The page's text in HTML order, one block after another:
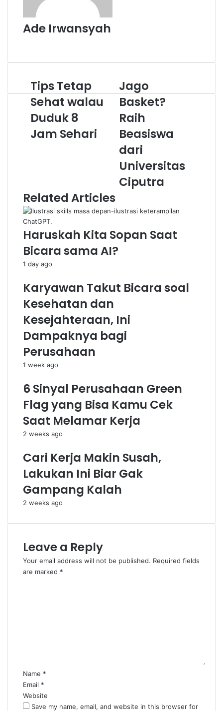
Ade Irwansyah
Tips
Tetap
Sehat
walau
Duduk
8
Tips Tetap
Sehat walau
Duduk 8
Jam Sehari
Jago
Basket?
Raih
Beasiswa
dari
Universitas
Ciputra
Jago
Basket?
Raih
Beasiswa
dari
Universitas
Ciputra
Related Articles
Haruskah Kita Sopan Saat
Bicara sama AI?
1 day ago
Karyawan Takut Bicara soal
Kesehatan dan
Kesejahteraan, Ini
Dampaknya bagi
Perusahaan
1 week ago
6 Sinyal Perusahaan Green
Flag yang Bisa Kamu Cek
Saat Melamar Kerja
2 weeks ago
Cari Kerja Makin Susah,
Lakukan Ini Biar Gak
Gampang Kalah
2 weeks ago
Leave a Reply
Your email address will not be published. Required fields
are marked *
Name *
Email *
Website
Save my name, email, and website in this browser for